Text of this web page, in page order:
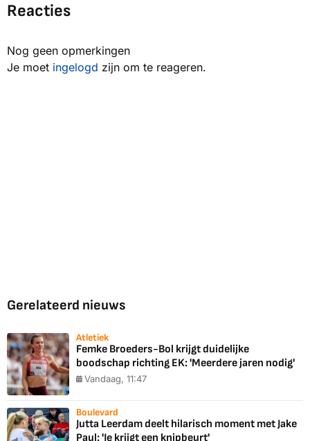
Reacties
Nog geen opmerkingen
Je moet ingelogd zijn om te reageren.
Gerelateerd nieuws
Atletiek
Femke Broeders-Bol krijgt duidelijke
boodschap richting EK: 'Meerdere jaren nodig'
Vandaag, 11:47
Boulevard
Jutta Leerdam deelt hilarisch moment met Jake
Paul: 'Je krijgt een knipbeurt'